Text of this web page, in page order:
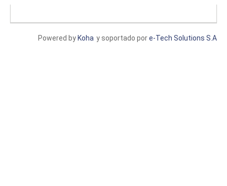
y soportado pore-Tech Solutions S.A
Powered by Koha